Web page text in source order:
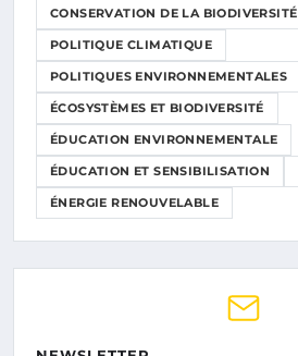
CONSERVATION DE LA BIODIVERSITÉ
POLITIQUE CLIMATIQUE
POLITIQUES ENVIRONNEMENTALES
ÉCOSYSTÈMES ET BIODIVERSITÉ
ÉDUCATION ENVIRONNEMENTALE
ÉDUCATION ET SENSIBILISATION
ÉNERGIE RENOUVELABLE